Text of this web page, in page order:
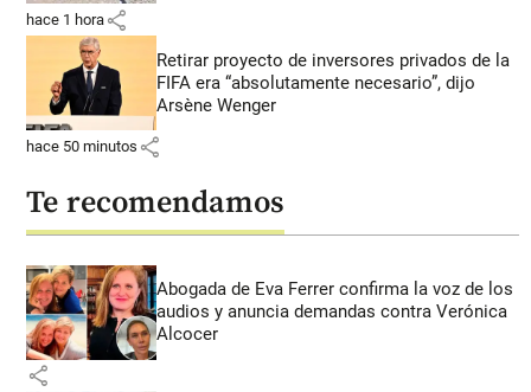
hace 1 hora share
Retirar proyecto de inversores privados de la
FIFA era “absolutamente necesario”, dijo
Arsène Wenger
hace 50 minutos share
Te recomendamos
Abogada de Eva Ferrer confirma la voz de los
audios y anuncia demandas contra Verónica
Alcocer
share